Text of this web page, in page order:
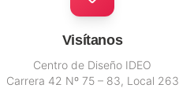
Visítanos
Centro de Diseño IDEO
Carrera 42 Nº 75 – 83, Local 263